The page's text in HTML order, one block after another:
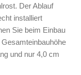
Der Ablauf
installiert
Sie beim Einbau
und nur 4,0 cm